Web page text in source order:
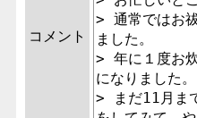
コメント